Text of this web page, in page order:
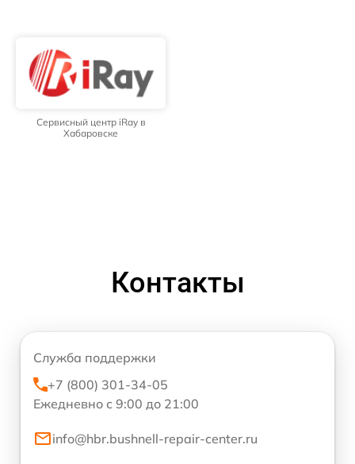
Сервисный центр iRay в
Хабаровске
Контакты
Служба поддержки
+7 (800) 301-34-05
Ежедневно с 9:00 до 21:00
info@hbr.bushnell-repair-center.ru